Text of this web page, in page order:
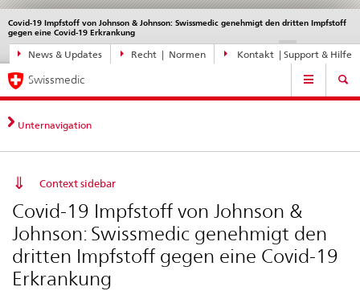
Direktnavigation
News,
Rechtsgrundlagen,
Kontakt
News & Updates Recht | Normen Kontakt | Support & Hilfe
Covid-19 Impfstoff von Johnson & Johnson: Swissmedic genehmigt den dritten Impfstoff
gegen eine Covid-19 Erkrankung
Sprachwahl
DE IT EN
Service
navigation
Hauptnavigation
Swissmedic
Unternavigation
Context sidebar
Covid-19 Impfstoff von Johnson &
Johnson: Swissmedic genehmigt den
dritten Impfstoff gegen eine Covid-19
Erkrankung